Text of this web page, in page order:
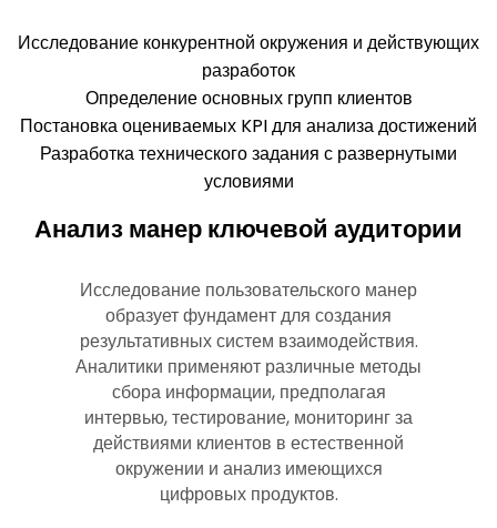
Исследование конкурентной окружения и действующих
разработок
Определение основных групп клиентов
Постановка оцениваемых KPI для анализа достижений
Разработка технического задания с развернутыми
условиями
Анализ манер ключевой аудитории
Исследование пользовательского манер
образует фундамент для создания
результативных систем взаимодействия.
Аналитики применяют различные методы
сбора информации, предполагая
интервью, тестирование, мониторинг за
действиями клиентов в естественной
окружении и анализ имеющихся
цифровых продуктов.